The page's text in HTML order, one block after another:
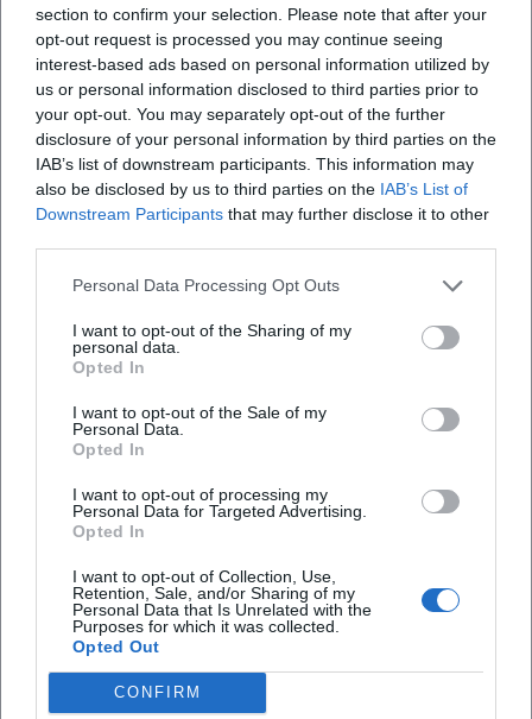
section to confirm your selection. Please note that after your
opt-out request is processed you may continue seeing
interest-based ads based on personal information utilized by
us or personal information disclosed to third parties prior to
your opt-out. You may separately opt-out of the further
disclosure of your personal information by third parties on the
IAB’s list of downstream participants. This information may
also be disclosed by us to third parties on the IAB’s List of
Downstream Participants that may further disclose it to other
Personal Data Processing Opt Outs
I want to opt-out of the Sharing of my
personal data.
Opted In
I want to opt-out of the Sale of my
Personal Data.
Opted In
I want to opt-out of processing my
Personal Data for Targeted Advertising.
Opted In
I want to opt-out of Collection, Use,
Retention, Sale, and/or Sharing of my
Personal Data that Is Unrelated with the
Purposes for which it was collected.
Opted Out
CONFIRM
Termine und Veranstaltungen. ([vg-koenigstein.de]
(https://www.vg-koenigstein.de/Markt-
K%C3%B6nigstein/Marktgemeinde/))
Königstein Marktplatz als Ortszentrum und
Treffpunkt
Wer nach dem Königsteiner Marktplatz sucht,
meint in der Praxis meist das Herz des Ortes: einen
offenen, gut angebundenen Platz im Zentrum der
Marktgemeinde, der für Begegnungen, Wege,
Die Struktur der Website der
Verwaltungsgemeinschaft zeigt sehr klar, welche
Bedeutung dieser Bereich hat. Unter den häufig
gesuchten Themen stehen dort nicht nur aktuelle
auch Veranstaltungen, Hotellerie, Gastronomie und
Ferienwohnungen. Das ist ein starkes Indiz dafür,
dass Königstein nicht als Durchfahrtsort
wahrgenommen werden soll, sondern als Ziel für
Menschen, die bewusst anreisen und sich im Ort
aufhalten möchten. Gleichzeitig macht der Bereich
rund um Oberer Markt, Marktplatz und Unterer
Markt der Genüsse - Der Herbst kocht auf
Herbstlicher Genuss im historischen Ortskern von Königstein:
regionale Spezialitäten, Handwerk und rund 30 Aussteller am
03.10.2026. #RegionalGenießen
Märkte